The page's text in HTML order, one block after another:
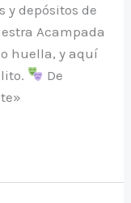
y depósitos de
Acampada
huella, y aquí
De